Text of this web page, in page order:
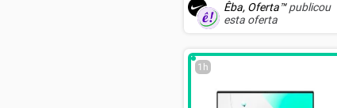
Êba, Oferta™publicou
esta oferta
1h